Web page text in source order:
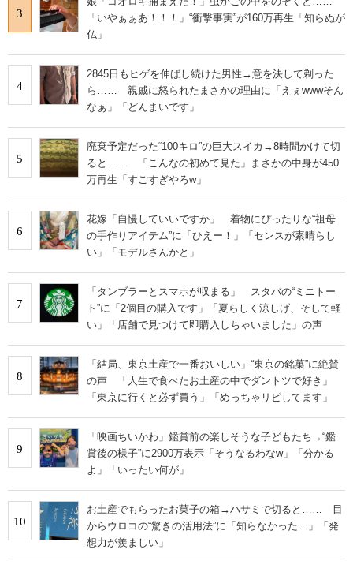
3
「いやぁぁあ！！！」“衝撃事実”が160万再生「知らぬが
仏」
4
2845日もヒゲを伸ばし続けた男性→意を決して剃った
ら…… 親戚に怒られたまさかの理由に「えぇwwwそん
なぁ」「どんまいです」
5
廃棄予定だった“100キロ”の巨大スイカ→8時間かけて切
ると…… 「こんなの初めて見た」まさかの中身が450
万再生「すごすぎやろw」
6
花嫁「自慢していいですか」 着物にぴったりな“祖母
の手作りアイテム”に「ひえー！」「センスが素晴らし
い」「モデルさんかと」
7
「タンブラーとスマホが収まる」 スタバの“ミニトー
ト”に「2個目の購入です」「夏らしく涼しげ、そして軽
い」「店舗で見つけて即購入しちゃいました」の声
8
「結局、東京土産で一番おいしい」“東京の銘菓”に絶賛
の声 「人生で食べたお土産の中でダントツで好き」
「東京に行くと必ず買う」「めっちゃリピしてます」
9
「映画ちいかわ」鑑賞前の楽しそうな子どもたち→“鑑
賞後の様子”に2900万表示「そうなるわなw」「分かる
よ」「いったい何が」
10
お土産でもらったお菓子の箱→ハサミで切ると…… 目
からウロコの“驚きの活用法”に「知らなかった…」「発
想力が羨ましい」